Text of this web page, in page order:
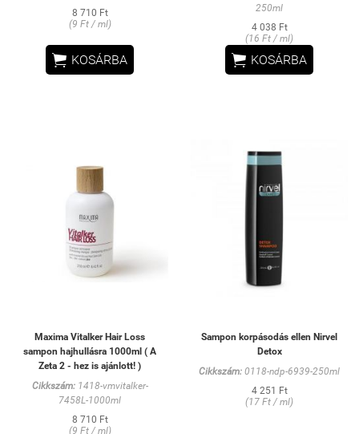
8 710 Ft
(9 Ft / ml)
 KOSÁRBA
250ml
4 038 Ft
(16 Ft / ml)
 KOSÁRBA
Maxima Vitalker Hair Loss
sampon hajhullásra 1000ml ( A
Zeta 2 - hez is ajánlott! )
Cikkszám:1418-vmvitalker-
7458L-1000ml
8 710 Ft
(9 Ft / ml)
Sampon korpásodás ellen Nirvel
Detox
Cikkszám: 0118-ndp-6939-250ml
4 251 Ft
(17 Ft / ml)